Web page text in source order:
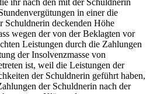
ihr nach den mit der Schuldnerin
in einer die
Schuldnerin deckenden Höhe
wegen der von der Beklagten vor
Leistungen durch die Zahlungen
der Insolvenzmasse von
ist, weil die Leistungen der
der Schuldnerin geführt haben,
der Schuldnerin nach der